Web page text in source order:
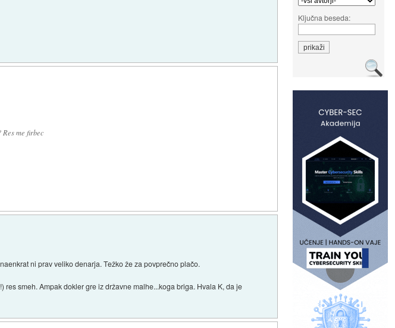
Ključna beseda:
Res me firbec
ni prav veliko denarja. Težko že za povprečno plačo.
smeh. Ampak dokler gre iz državne malhe...koga briga. Hvala K, da je